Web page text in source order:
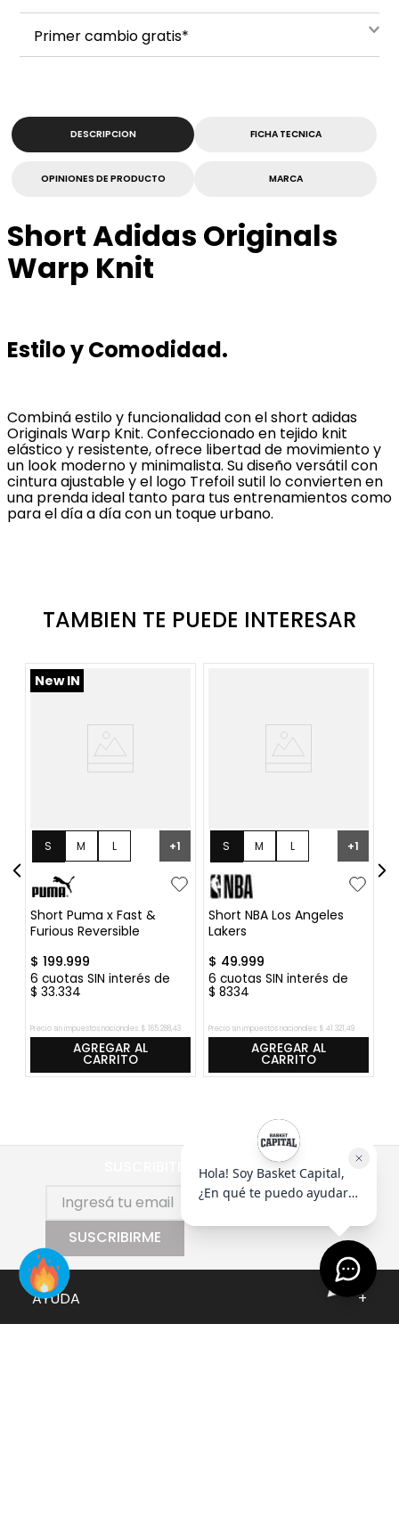
Primer cambio gratis*
DESCRIPCION FICHA TECNICA
OPINIONES DE PRODUCTO MARCA
Short Adidas Originals
Warp Knit
Estilo y Comodidad.
Combiná estilo y funcionalidad con el short adidas
Originals Warp Knit. Confeccionado en tejido knit
elástico y resistente, ofrece libertad de movimiento y
un look moderno y minimalista. Su diseño versátil con
cintura ajustable y el logo Trefoil sutil lo convierten en
una prenda ideal tanto para tus entrenamientos como
para el día a día con un toque urbano.
TAMBIEN TE PUEDE INTERESAR
New IN
S L
M
XL
+1
Short Puma x Fast &
Furious Reversible
$ 199.999
6 cuotas SIN interés de
$ 33.334
Precio sin impuestos nacionales: $ 165.288,43
AGREGAR AL
CARRITO
S L
M
XL
+1
Short NBA Los Angeles
Lakers
$ 49.999
6 cuotas SIN interés de
$ 8334
Precio sin impuestos nacionales: $ 41 321,49
AGREGAR AL
CARRITO
SUSCRIBITE AL NEWSLETTER
SUSCRIBIRME
AYUDA +